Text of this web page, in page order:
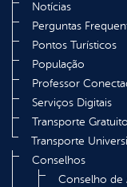
Notícias
Perguntas
Pontos Turísticos
População
Professor
Serviços Digitais
Transporte
Transporte
Conselhos
Conselho de